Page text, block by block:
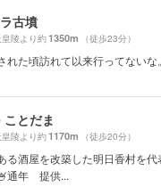
古墳
陵より約1350m （徒歩23分）
れた頃訪れて以来行ってないな。
とだま
陵より約1170m （徒歩20分）
る酒屋を改築した明日香村を
通年 提供...